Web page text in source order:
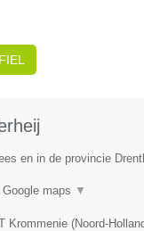
en in de provincie
Google maps ▼
Krommenie(Noord-